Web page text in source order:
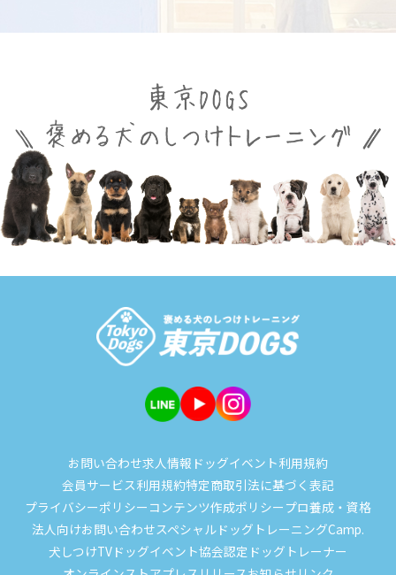
お問い合わせ求人情報 ドッグイベント利用規約
会員サービス利用規約特定商取引法に基づく表記
プライバシーポリシー コンテンツ作成ポリシー プロ養成・資格
法人向けお問い合わせスペシャルドッグトレーニングCamp.
犬しつけTV ドッグイベント協会認定ドッグトレーナー